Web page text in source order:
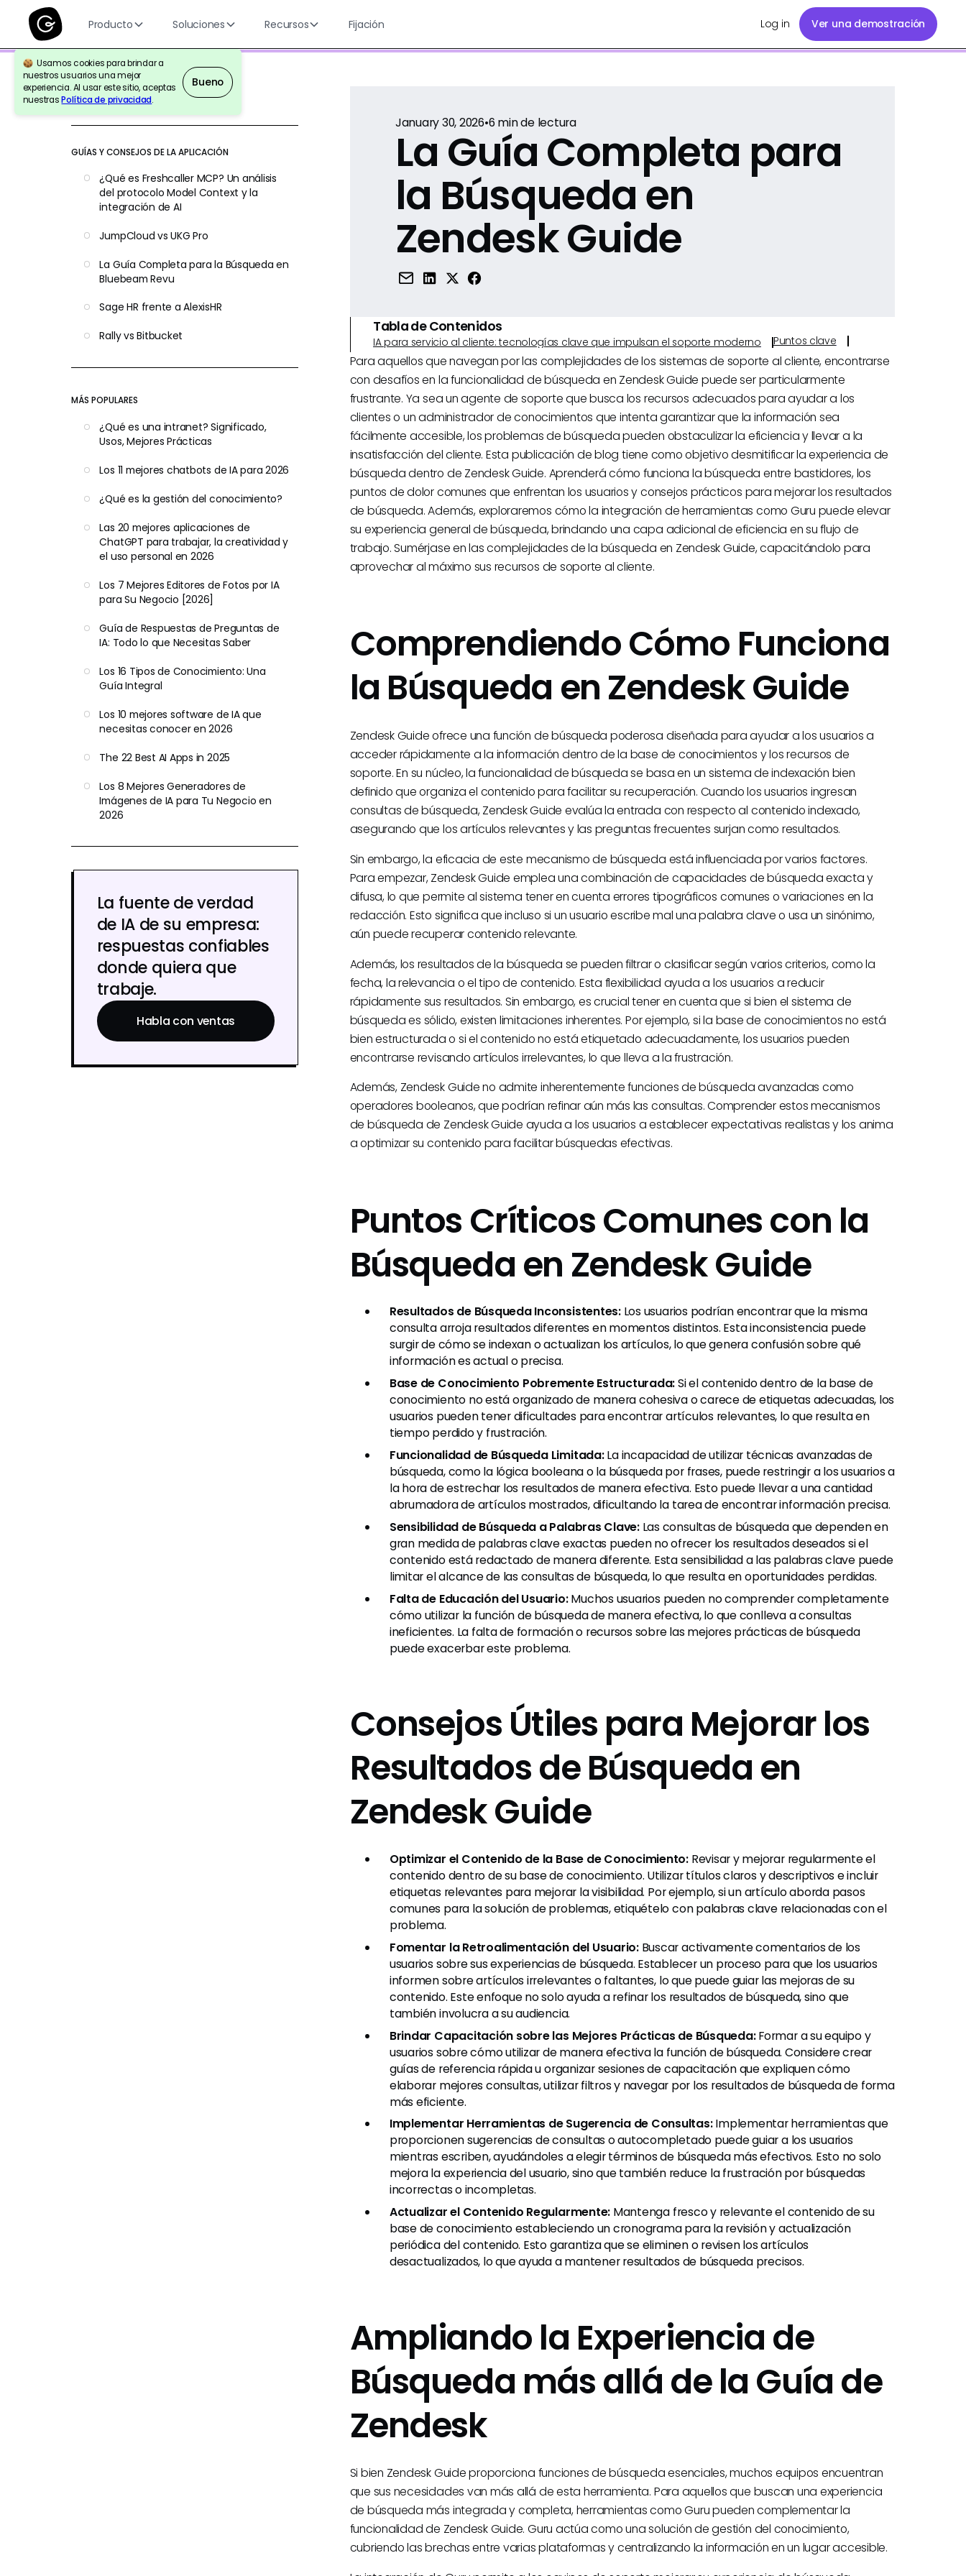
Producto Soluciones Recursos Fijación Log in Ver una demostración
Usamos cookies para brindar a
nuestros usuarios una mejor
experiencia. Al usar este sitio, aceptas
nuestrasPolítica de privacidad.
Bueno
Volver a la Referencia
GUÍAS Y CONSEJOS DE LA APLICACIÓN
¿Qué es Freshcaller MCP? Un análisis
del protocolo Model Context y la
integración de AI
JumpCloud vs UKG Pro
La Guía Completa para la Búsqueda en
Bluebeam Revu
Sage HR frente a AlexisHR
Rally vs Bitbucket
MÁS POPULARES
¿Qué es una intranet? Significado,
Usos, Mejores Prácticas
Los 11 mejores chatbots de IA para 2026
¿Qué es la gestión del conocimiento?
Las 20 mejores aplicaciones de
ChatGPT para trabajar, la creatividad y
el uso personal en 2026
Los 7 Mejores Editores de Fotos por IA
para Su Negocio [2026]
Guía de Respuestas de Preguntas de
IA: Todo lo que Necesitas Saber
Los 16 Tipos de Conocimiento: Una
Guía Integral
Los 10 mejores software de IA que
necesitas conocer en 2026
The 22 Best AI Apps in 2025
Los 8 Mejores Generadores de
Imágenes de IA para Tu Negocio en
2026
La fuente de verdad
de IA de su empresa:
respuestas confiables
donde quiera que
trabaje.
Habla con ventas
January 30, 2026•6 min de lectura
La Guía Completa para
la Búsqueda en
Zendesk Guide
Tabla de Contenidos
IA para servicio al cliente: tecnologías clave que impulsan el soporte moderno Puntos clave
Para aquellos que navegan por las complejidades de los sistemas de soporte al cliente, encontrarse
con desafíos en la funcionalidad de búsqueda en Zendesk Guide puede ser particularmente
frustrante. Ya sea un agente de soporte que busca los recursos adecuados para ayudar a los
clientes o un administrador de conocimientos que intenta garantizar que la información sea
fácilmente accesible, los problemas de búsqueda pueden obstaculizar la eficiencia y llevar a la
insatisfacción del cliente. Esta publicación de blog tiene como objetivo desmitificar la experiencia de
búsqueda dentro de Zendesk Guide. Aprenderá cómo funciona la búsqueda entre bastidores, los
puntos de dolor comunes que enfrentan los usuarios y consejos prácticos para mejorar los resultados
de búsqueda. Además, exploraremos cómo la integración de herramientas como Guru puede elevar
su experiencia general de búsqueda, brindando una capa adicional de eficiencia en su flujo de
trabajo. Sumérjase en las complejidades de la búsqueda en Zendesk Guide, capacitándolo para
aprovechar al máximo sus recursos de soporte al cliente.
Comprendiendo Cómo Funciona
la Búsqueda en Zendesk Guide
Zendesk Guide ofrece una función de búsqueda poderosa diseñada para ayudar a los usuarios a
acceder rápidamente a la información dentro de la base de conocimientos y los recursos de
soporte. En su núcleo, la funcionalidad de búsqueda se basa en un sistema de indexación bien
definido que organiza el contenido para facilitar su recuperación. Cuando los usuarios ingresan
consultas de búsqueda, Zendesk Guide evalúa la entrada con respecto al contenido indexado,
asegurando que los artículos relevantes y las preguntas frecuentes surjan como resultados.
Sin embargo, la eficacia de este mecanismo de búsqueda está influenciada por varios factores.
Para empezar, Zendesk Guide emplea una combinación de capacidades de búsqueda exacta y
difusa, lo que permite al sistema tener en cuenta errores tipográficos comunes o variaciones en la
redacción. Esto significa que incluso si un usuario escribe mal una palabra clave o usa un sinónimo,
aún puede recuperar contenido relevante.
Además, los resultados de la búsqueda se pueden filtrar o clasificar según varios criterios, como la
fecha, la relevancia o el tipo de contenido. Esta flexibilidad ayuda a los usuarios a reducir
rápidamente sus resultados. Sin embargo, es crucial tener en cuenta que si bien el sistema de
búsqueda es sólido, existen limitaciones inherentes. Por ejemplo, si la base de conocimientos no está
bien estructurada o si el contenido no está etiquetado adecuadamente, los usuarios pueden
encontrarse revisando artículos irrelevantes, lo que lleva a la frustración.
Además, Zendesk Guide no admite inherentemente funciones de búsqueda avanzadas como
operadores booleanos, que podrían refinar aún más las consultas. Comprender estos mecanismos
de búsqueda de Zendesk Guide ayuda a los usuarios a establecer expectativas realistas y los anima
a optimizar su contenido para facilitar búsquedas efectivas.
Puntos Críticos Comunes con la
Búsqueda en Zendesk Guide
Resultados de Búsqueda Inconsistentes:Los usuarios podrían encontrar que la misma
consulta arroja resultados diferentes en momentos distintos. Esta inconsistencia puede
surgir de cómo se indexan o actualizan los artículos, lo que genera confusión sobre qué
información es actual o precisa.
Base de Conocimiento Pobremente Estructurada:Si el contenido dentro de la base de
conocimiento no está organizado de manera cohesiva o carece de etiquetas adecuadas, los
usuarios pueden tener dificultades para encontrar artículos relevantes, lo que resulta en
tiempo perdido y frustración.
Funcionalidad de Búsqueda Limitada:La incapacidad de utilizar técnicas avanzadas de
búsqueda, como la lógica booleana o la búsqueda por frases, puede restringir a los usuarios a
la hora de estrechar los resultados de manera efectiva. Esto puede llevar a una cantidad
abrumadora de artículos mostrados, dificultando la tarea de encontrar información precisa.
Sensibilidad de Búsqueda a Palabras Clave:Las consultas de búsqueda que dependen en
gran medida de palabras clave exactas pueden no ofrecer los resultados deseados si el
contenido está redactado de manera diferente. Esta sensibilidad a las palabras clave puede
limitar el alcance de las consultas de búsqueda, lo que resulta en oportunidades perdidas.
Falta de Educación del Usuario:Muchos usuarios pueden no comprender completamente
cómo utilizar la función de búsqueda de manera efectiva, lo que conlleva a consultas
ineficientes. La falta de formación o recursos sobre las mejores prácticas de búsqueda
puede exacerbar este problema.
Consejos Útiles para Mejorar los
Resultados de Búsqueda en
Zendesk Guide
Optimizar el Contenido de la Base de Conocimiento: Revisar y mejorar regularmente el
contenido dentro de su base de conocimiento. Utilizar títulos claros y descriptivos e incluir
etiquetas relevantes para mejorar la visibilidad. Por ejemplo, si un artículo aborda pasos
comunes para la solución de problemas, etiquételo con palabras clave relacionadas con el
problema.
Fomentar la Retroalimentación del Usuario:Buscar activamente comentarios de los
usuarios sobre sus experiencias de búsqueda. Establecer un proceso para que los usuarios
informen sobre artículos irrelevantes o faltantes, lo que puede guiar las mejoras de su
contenido. Este enfoque no solo ayuda a refinar los resultados de búsqueda, sino que
también involucra a su audiencia.
Brindar Capacitación sobre las Mejores Prácticas de Búsqueda:Formar a su equipo y
usuarios sobre cómo utilizar de manera efectiva la función de búsqueda. Considere crear
guías de referencia rápida u organizar sesiones de capacitación que expliquen cómo
elaborar mejores consultas, utilizar filtros y navegar por los resultados de búsqueda de forma
más eficiente.
Implementar Herramientas de Sugerencia de Consultas:Implementar herramientas que
proporcionen sugerencias de consultas o autocompletado puede guiar a los usuarios
mientras escriben, ayudándoles a elegir términos de búsqueda más efectivos. Esto no solo
mejora la experiencia del usuario, sino que también reduce la frustración por búsquedas
incorrectas o incompletas.
Actualizar el Contenido Regularmente: Mantenga fresco y relevante el contenido de su
base de conocimiento estableciendo un cronograma para la revisión y actualización
periódica del contenido. Esto garantiza que se eliminen o revisen los artículos
desactualizados, lo que ayuda a mantener resultados de búsqueda precisos.
Ampliando la Experiencia de
Búsqueda más allá de la Guía de
Zendesk
Si bien Zendesk Guide proporciona funciones de búsqueda esenciales, muchos equipos encuentran
que sus necesidades van más allá de esta herramienta. Para aquellos que buscan una experiencia
de búsqueda más integrada y completa, herramientas como Guru pueden complementar la
funcionalidad de Zendesk Guide. Guru actúa como una solución de gestión del conocimiento,
cubriendo las brechas entre varias plataformas y centralizando la información en un lugar accesible.